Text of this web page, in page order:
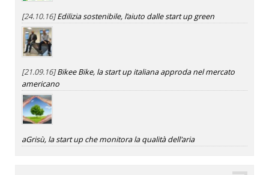
[24.10.16]Edilizia sostenibile, l’aiuto dalle start up green
[21.09.16]Bikee Bike, la start up italiana approda nel mercato
americano
aGrisù, la start up che monitora la qualità dell'aria